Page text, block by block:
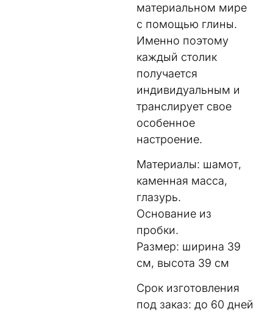
материальном мире
с помощью глины.
Именно поэтому
каждый столик
получается
индивидуальным и
транслирует свое
особенное
настроение.
Материалы: шамот,
каменная масса,
глазурь.
Основание из
пробки.
Размер: ширина 39
см, высота 39 см
Срок изготовления
под заказ: до 60 дней